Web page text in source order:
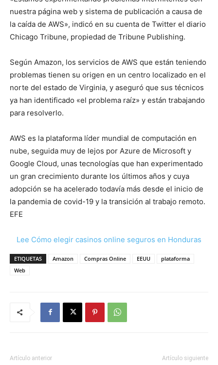
nuestra página web y sistema de publicación a causa de
la caída de AWS», indicó en su cuenta de Twitter el diario
Chicago Tribune, propiedad de Tribune Publishing.
Según Amazon, los servicios de AWS que están teniendo
problemas tienen su origen en un centro localizado en el
norte del estado de Virginia, y aseguró que sus técnicos
ya han identificado «el problema raíz» y están trabajando
para resolverlo.
AWS es la plataforma líder mundial de computación en
nube, seguida muy de lejos por Azure de Microsoft y
Google Cloud, unas tecnologías que han experimentado
un gran crecimiento durante los últimos años y cuya
adopción se ha acelerado todavía más desde el inicio de
la pandemia de covid-19 y la transición al trabajo remoto.
EFE
Lee Cómo elegir casinos online seguros en Honduras
ETIQUETAS Amazon Compras Online EEUU
plataforma
Web
Artículo anterior Artículo siguiente